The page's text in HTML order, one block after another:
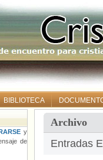
BIBLIOTECA
Archivo
Entradas
y
de